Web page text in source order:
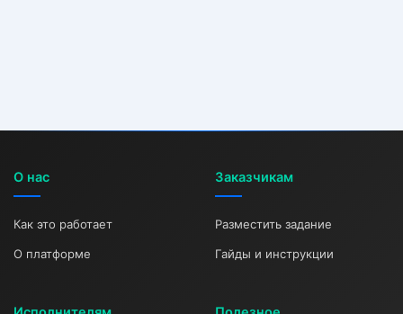
О нас
Как это работает
О платформе
Заказчикам
Разместить задание
Гайды и инструкции